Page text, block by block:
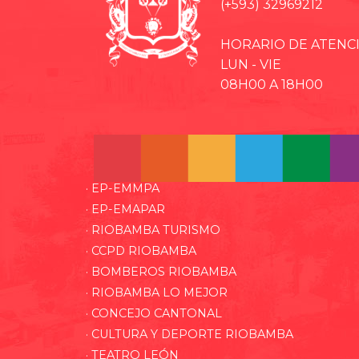
(+593) 32969212
HORARIO DE
LUN - VIE
08H00 A 18H00
· EP-EMMPA
· EP-EMAPAR
· RIOBAMBA TURISMO
· CCPD RIOBAMBA
· BOMBEROS RIOBAMBA
· RIOBAMBA LO MEJOR
· CONCEJO CANTONAL
· CULTURA Y DEPORTE RIOBAMBA
· TEATRO LEÓN